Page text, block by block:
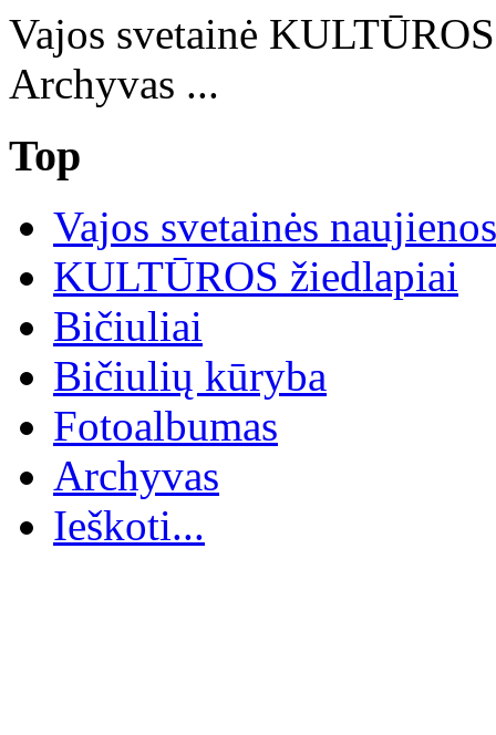
Vajos svetainė
Archyvas ...
Top
Vajos svetainės naujienos
KULTŪROS žiedlapiai
Bičiuliai
Bičiulių kūryba
Fotoalbumas
Archyvas
Ieškoti...